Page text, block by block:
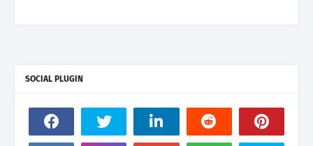
SOCIAL PLUGIN